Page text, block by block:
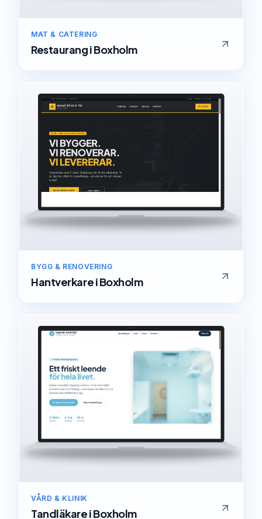
MAT & CATERING
RestaurangiBoxholm
BYGG & RENOVERING
HantverkareiBoxholm
VÅRD & KLINIK
TandläkareiBoxholm